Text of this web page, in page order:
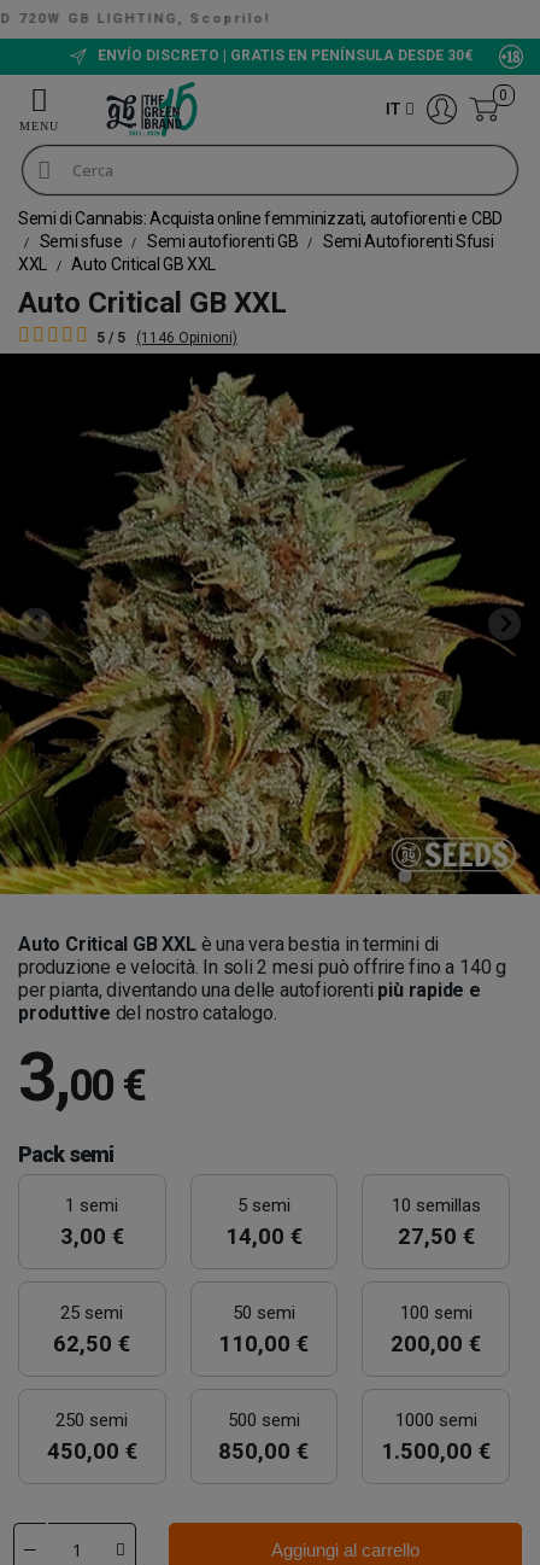
The Green Bucket CBD, Ora
Scoprilo!
ENVÍO DISCRETO | GRATIS EN PENÍNSULA DESDE 30€
IT
0
Semi di Cannabis: Acquista online femminizzati, autofiorenti e CBD
Semi sfuse
Semi autofiorenti GB
Semi Autofiorenti Sfusi
XXL
Auto Critical GB XXL
Auto Critical GB XXL
5 / 5 (1146 Opinioni)
Auto Critical GB XXLè una vera bestia in termini di
produzione e velocità. In soli 2 mesi può offrire fino a 140 g
per pianta, diventando una delle autofiorenti più rapide e
produttive del nostro catalogo.
3,00 €
Pack semi
1 semi
3,00 €
5 semi
14,00 €
10 semillas
27,50 €
25 semi
62,50 €
50 semi
110,00 €
100 semi
200,00 €
250 semi
450,00 €
500 semi
850,00 €
1000 semi
1.500,00 €
Aggiungi al carrello